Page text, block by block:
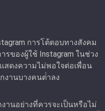
การโต้ตอบทางสังคม
ของผู้ใช้ Instagram ในช่วง
สดงความไม่พอใจต่อเพื่อน
งานบางคนต่ําลง
านอย่างที่ควรจะเป็นหรือไม่